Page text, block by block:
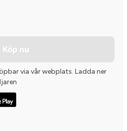
Köp nu
via vår webplats. Ladda ner